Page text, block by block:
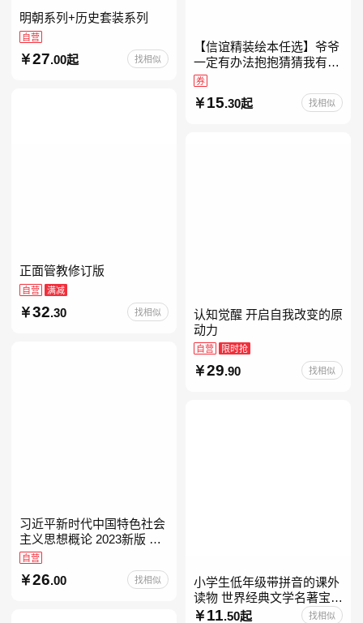
明朝系列+历史套装系列
自营
27.00起 找相似
【信谊精装绘本任选】爷爷
一定有办法抱抱猜猜我有多
爱你妈妈买绿豆我的情绪小
怪兽青蛙和蟾蜍好饿的毛毛
虫儿童故事书阅读精装绘本
券
15.30起 找相似
正面管教修订版
自营 满减
32.30 找相似
认知觉醒 开启自我改变的原
动力
自营 限时抢
29.90 找相似
习近平新时代中国特色社会
主义思想概论 2023新版 自
考15041
自营
26.00 找相似
小学生低年级带拼音的课外
读物 世界经典文学名著宝库
儿童彩图注音版 小学生一二
11 .50起 找相似